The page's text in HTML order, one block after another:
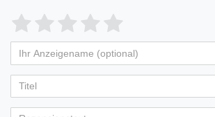
Bewertungssterne
von
5
4
von
5
3
von
5
2
von
5
1
von
5
Bewertungssternen
Anzeigename
(optional)